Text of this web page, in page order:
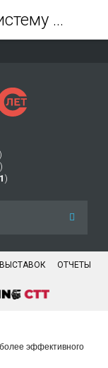
)
)
ОТЧЕТЫ
эффективного
Hitachi разработала систему ConSite Mine для более эффективного управления парком горной техники - Журнал Горная промышленность